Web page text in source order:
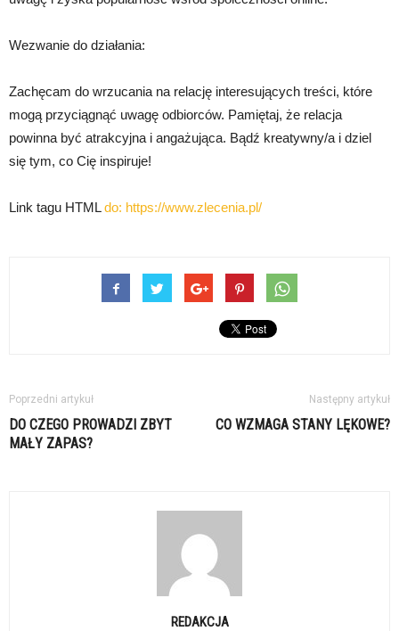
Wezwanie do działania:
Zachęcam do wrzucania na relację interesujących treści, które
mogą przyciągnąć uwagę odbiorców. Pamiętaj, że relacja
powinna być atrakcyjna i angażująca. Bądź kreatywny/a i dziel
się tym, co Cię inspiruje!
Link tagu HTMLdo: https://www.zlecenia.pl/
Poprzedni artykuł
DO CZEGO PROWADZI ZBYT
MAŁY ZAPAS?
Następny artykuł
CO WZMAGA STANY LĘKOWE?
REDAKCJA